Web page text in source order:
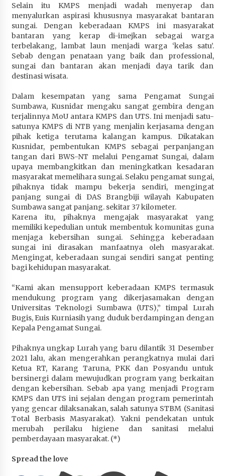
Selain itu KMPS menjadi wadah menyerap dan
menyalurkan aspirasi khususnya masyarakat bantaran
sungai. Dengan keberadaan KMPS ini masyarakat
bantaran yang kerap di-imejkan sebagai warga
terbelakang, lambat laun menjadi warga ‘kelas satu’.
Sebab dengan penataan yang baik dan professional,
sungai dan bantaran akan menjadi daya tarik dan
destinasi wisata.
Dalam kesempatan yang sama Pengamat Sungai
Sumbawa, Kusnidar mengaku sangat gembira dengan
terjalinnya MoU antara KMPS dan UTS. Ini menjadi satu-
satunya KMPS di NTB yang menjalin kerjasama dengan
pihak ketiga terutama kalangan kampus. Dikatakan
Kusnidar, pembentukan KMPS sebagai perpanjangan
tangan dari BWS-NT melalui Pengamat Sungai, dalam
upaya membangkitkan dan meningkatkan kesadaran
masyarakat memelihara sungai. Selaku pengamat sungai,
pihaknya tidak mampu bekerja sendiri, mengingat
panjang sungai di DAS Brangbiji wilayah Kabupaten
Sumbawa sangat panjang. sekitar 37 kilometer.
Karena itu, pihaknya mengajak masyarakat yang
memiliki kepedulian untuk membentuk komunitas guna
menjaga kebersihan sungai. Sehingga keberadaan
sungai ini dirasakan manfaatnya oleh masyarakat.
Mengingat, keberadaan sungai sendiri sangat penting
bagi kehidupan masyarakat.
“Kami akan mensupport keberadaan KMPS termasuk
mendukung program yang dikerjasamakan dengan
Universitas Teknologi Sumbawa (UTS),” timpal Lurah
Bugis, Euis Kurniasih yang duduk berdampingan dengan
Kepala Pengamat Sungai.
Pihaknya ungkap Lurah yang baru dilantik 31 Desember
2021 lalu, akan mengerahkan perangkatnya mulai dari
Ketua RT, Karang Taruna, PKK dan Posyandu untuk
bersinergi dalam mewujudkan program yang berkaitan
dengan kebersihan. Sebab apa yang menjadi Program
KMPS dan UTS ini sejalan dengan program pemerintah
yang gencar dilaksanakan, salah satunya STBM (Sanitasi
Total Berbasis Masyarakat). Yakni pendekatan untuk
merubah perilaku higiene dan sanitasi melalui
pemberdayaan masyarakat. (*)
Spread the love